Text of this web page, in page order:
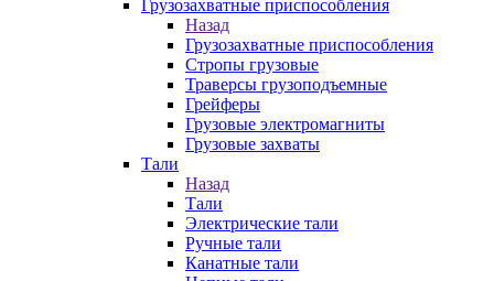
Грузозахватные приспособления
Назад
Грузозахватные приспособления
Стропы грузовые
Траверсы грузоподъемные
Грейферы
Грузовые электромагниты
Грузовые захваты
Тали
Назад
Тали
Электрические тали
Ручные тали
Канатные тали